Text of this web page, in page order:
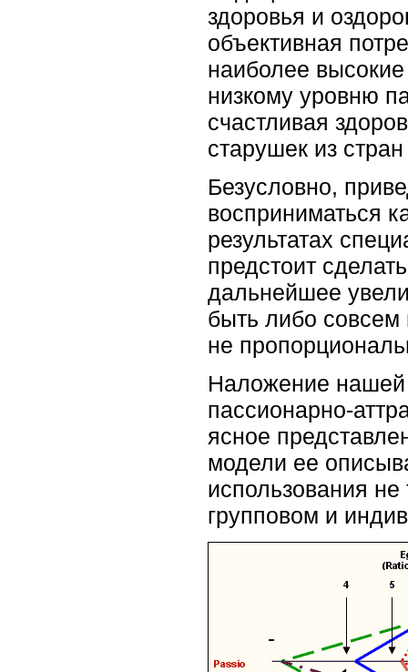
здоровья и
объективная
наиболее
низкому уровню
счастливая
старушек из
Безусловно,
восприниматься
результатах
предстоит
дальнейшее
быть либо
не
Наложение нашей
пассионарно-
ясное
модели ее
использования
групповом и